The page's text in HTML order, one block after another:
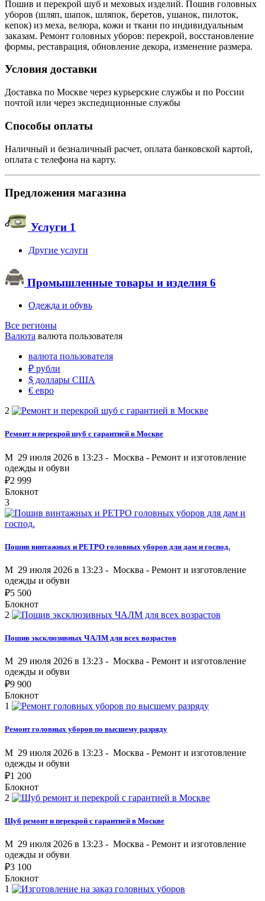
Пошив и перекрой шуб и меховых изделий. Пошив головных
уборов (шляп, шапок, шляпок, беретов, ушанок, пилоток,
кепок) из меха, велюра, кожи и ткани по индивидуальным
заказам. Ремонт головных уборов: перекрой, восстановление
формы, реставрация, обновление декора, изменение размера.
Условия доставки
Доставка по Москве через курьерские службы и по России
почтой или через экспедиционные службы
Способы оплаты
Наличный и безналичный расчет, оплата банковской картой,
оплата с телефона на карту.
Предложения магазина
Услуги 1
Другие услуги
Промышленные товары и изделия 6
Одежда и обувь
Все регионы
Валюта валюта пользователя
валюта пользователя
₽ рубли
$ доллары США
€ евро
2
Ремонт и перекрой шуб с гарантией в Москве
M 29 июля 2026 в 13:23 - Москва - Ремонт и изготовление
одежды и обуви
₽2 999
Блокнот
3
Пошив винтажных и РЕТРО головных уборов для дам и господ.
M 29 июля 2026 в 13:23 - Москва - Ремонт и изготовление
одежды и обуви
₽5 500
Блокнот
2
Пошив эксклюзивных ЧАЛМ для всех возрастов
M 29 июля 2026 в 13:23 - Москва - Ремонт и изготовление
одежды и обуви
₽9 900
Блокнот
1
Ремонт головных уборов по высшему разряду
M 29 июля 2026 в 13:23 - Москва - Ремонт и изготовление
одежды и обуви
₽1 200
Блокнот
2
Шуб ремонт и перекрой с гарантией в Москве
M 29 июля 2026 в 13:23 - Москва - Ремонт и изготовление
одежды и обуви
₽3 100
Блокнот
1